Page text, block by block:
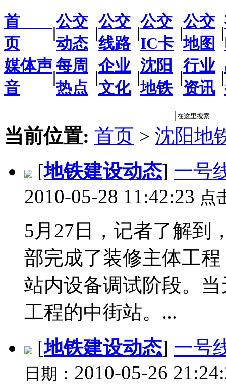
首
页
|
公交
动态
|
公交
线路
|
公交
IC卡
|
公交
地图
|
媒体声
音
|
每周
热点
|
企业
文化
|
沈阳
地铁
|
行业
资讯
|
当前位置: 首页 > 沈阳地
[地铁建设动态] 一号
2010-05-28 11:42:23 点
5月27日，记者了解到
部完成了装修主体工
站内设备调试阶段。
工程的中街站。...
[地铁建设动态] 一号
日期： 2010-05-26